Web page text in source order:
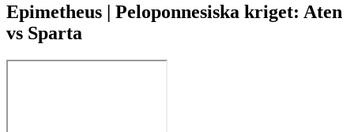
Epimetheus | Peloponnesiska kriget: Aten
vs Sparta